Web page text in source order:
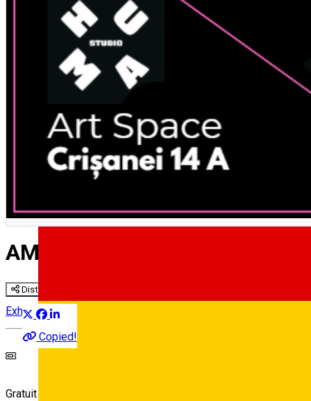
English
AM ZIS ROZ!
Distribuie
Copied!
Exhibition
Gratuit